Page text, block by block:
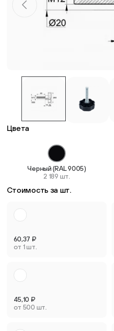
Цвета
Черный (RAL 9005)
2 189 шт.
Стоимость за шт.
60,37 ₽
от 1 шт.
45,10 ₽
от 500 шт.
Пластиковые
Стулья
Система выравнивания